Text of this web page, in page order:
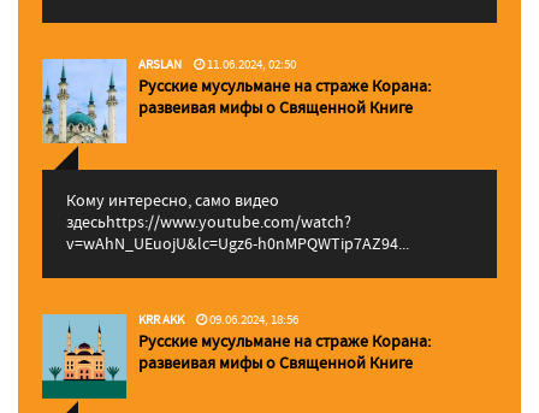
ARSLAN 11.06.2024, 02:50
Русские мусульмане на страже Корана:
pазвеивая мифы о Священной Книге
Кому интересно, само видео
здесьhttps://www.youtube.com/watch?
v=wAhN_UEuojU&lc=Ugz6-h0nMPQWTip7AZ94...
KRR AKK 09.06.2024, 18:56
Русские мусульмане на страже Корана:
pазвеивая мифы о Священной Книге